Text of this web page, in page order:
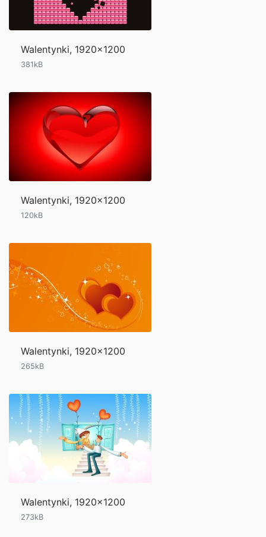
Walentynki, 1920x1200
381kB
Walentynki, 1920x1200
120kB
Walentynki, 1920x1200
265kB
Walentynki, 1920x1200
273kB